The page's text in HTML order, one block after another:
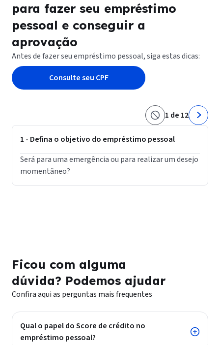
para fazer seu empréstimo
pessoal e conseguir a
aprovação
Antes de fazer seu empréstimo pessoal, siga estas dicas:
Consulte seu CPF
1 - Defina o objetivo do empréstimo pessoal
Será para uma emergência ou para realizar um desejo
momentâneo?
1 de 12
Ficou com alguma
dúvida? Podemos ajudar
Confira aqui as perguntas mais frequentes
Qual o papel do Score de crédito no
empréstimo pessoal?